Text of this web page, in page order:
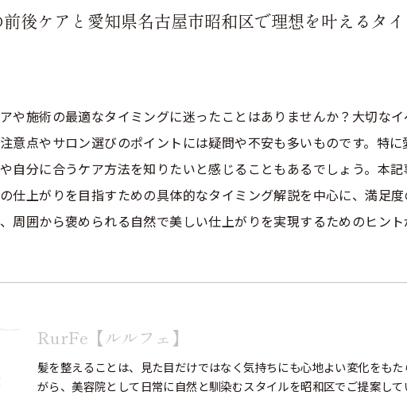
後ケアと愛知県名古屋市昭和区で理想を叶えるタ
や施術の最適なタイミングに迷ったことはありませんか？大切な
意点やサロン選びのポイントには疑問や不安も多いものです。特
自分に合うケア方法を知りたいと感じることもあるでしょう。本
仕上がりを目指すための具体的なタイミング解説を中心に、満足
周囲から褒められる自然で美しい仕上がりを実現するためのヒント
RurFe【ルルフェ】
髪を整えることは、見た目だけではなく気持ちにも心地よい変化をも
がら、美容院として日常に自然と馴染むスタイルを昭和区でご提案して